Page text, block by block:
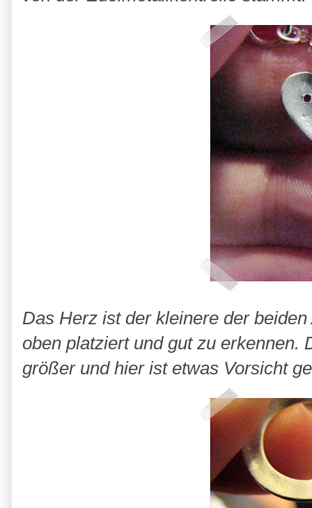
Das Herz ist der kleinere der
oben platziertund gut zu erkennen.
größer und hier ist etwas Vorsicht